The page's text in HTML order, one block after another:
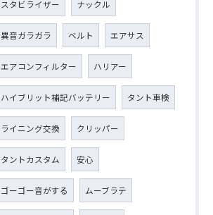
スタビライザー ナックル
異音ガラガラ ベルト エアサス
エアコンフィルター ハリアー
ハイブリット補記バッテリー タント車検
ライニング交換 クリッパー
タントカスタム 安心
ゴーゴー音がする ムーブラテ